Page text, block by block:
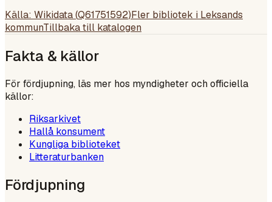
Källa: Wikidata (Q61751592)Fler bibliotek i Leksands
kommunTillbaka till katalogen
Fakta & källor
För fördjupning, läs mer hos myndigheter och officiella
källor:
Riksarkivet
Hallå konsument
Kungliga biblioteket
Litteraturbanken
Fördjupning